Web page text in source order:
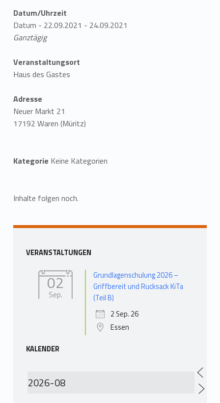
Datum/Uhrzeit
Datum - 22.09.2021 - 24.09.2021
Ganztägig
Veranstaltungsort
Haus des Gastes
Adresse
Neuer Markt 21
17192 Waren (Müritz)
Kategorie Keine Kategorien
Inhalte folgen noch.
Seitenleiste
VERANSTALTUNGEN
02
Sep.
Grundlagenschulung 2026 –
Griffbereit und Rucksack KiTa
(Teil B)
2 Sep. 26
Essen
KALENDER